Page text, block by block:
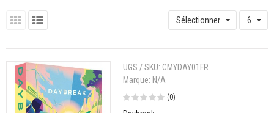
Sélectionner 6
UGS / SKU: CMYDAY01FR
Marque: N/A
(0)